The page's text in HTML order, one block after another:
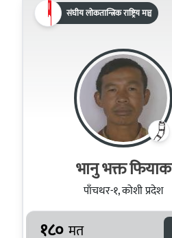
संघीय लोकतान्त्रिक राष्ट्रिय मञ्च
भानु भक्त फियाक
पाँचथर-१, कोशी प्रदेश
१८० मत